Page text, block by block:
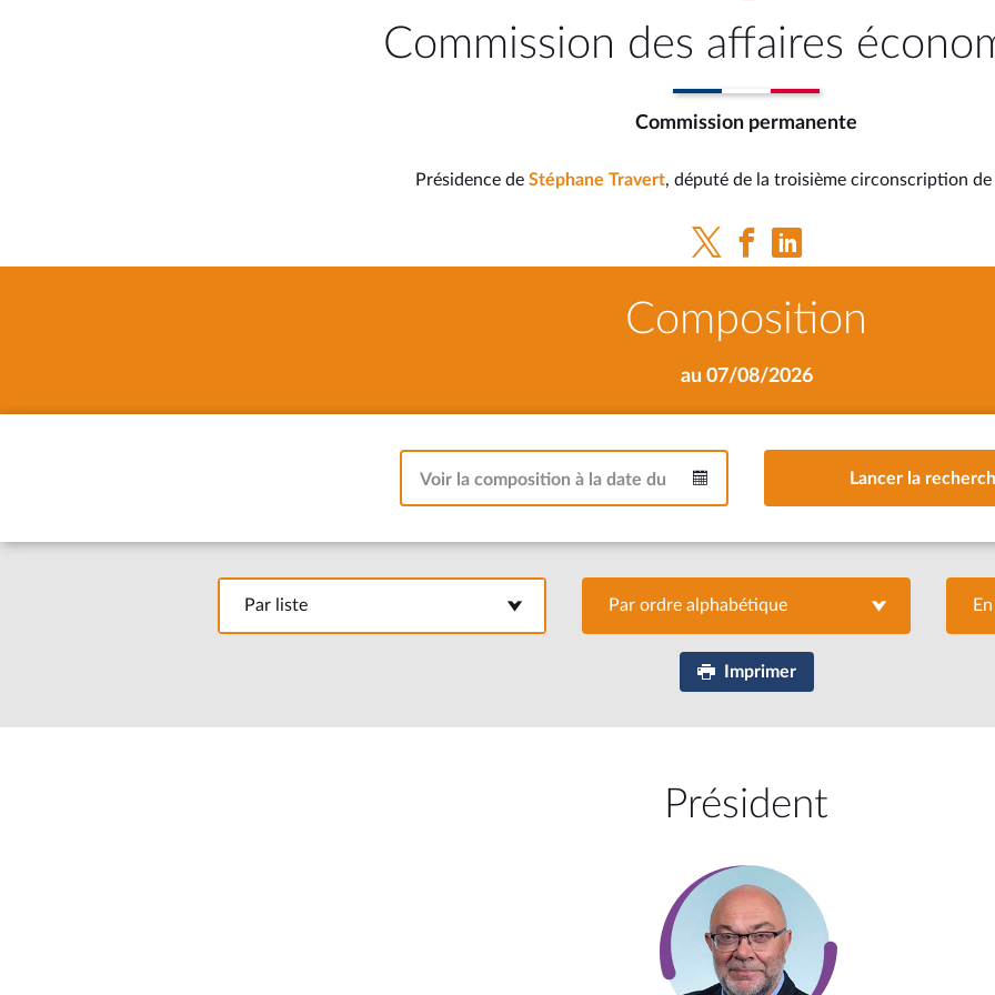
Commission des affaires
Commission permanente
Présidence de Stéphane Travert, député de la troisième circonscription
Composition
au 07/08/2026
Voir la composition à la date du
Par liste Par ordre alphabétique
Par ordre alphabétique
Imprimer
Président